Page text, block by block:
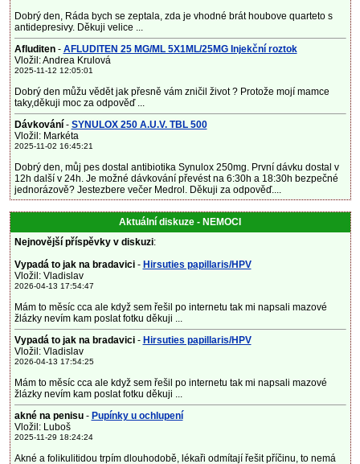
Dobrý den, Ráda bych se zeptala, zda je vhodné brát houbove quarteto s
antidepresivy. Děkuji velice ...
Afluditen- AFLUDITEN 25 MG/ML 5X1ML/25MG Injekční roztok
Vložil: Andrea Krulová
2025-11-12 12:05:01
Dobrý den můžu vědět jak přesně vám zničil život ? Protože mojí mamce
taky,děkuji moc za odpověď ...
Dávkování - SYNULOX 250 A.U.V. TBL 500
Vložil: Markéta
2025-11-02 16:45:21
Dobrý den, můj pes dostal antibiotika Synulox 250mg. První dávku dostal v
12h další v 24h. Je možné dávkování převést na 6:30h a 18:30h bezpečné
jednorázově? Jestezbere večer Medrol. Děkuji za odpověď....
Aktuální diskuze - NEMOCI
Nejnovější příspěvky v diskuzi:
Vypadá to jak na bradavici - Hirsuties papillaris/HPV
Vložil: Vladislav
2026-04-13 17:54:47
Mám to měsíc cca ale když sem řešil po internetu tak mi napsali mazové
žlázky nevím kam poslat fotku děkuji ...
Vypadá to jak na bradavici - Hirsuties papillaris/HPV
Vložil: Vladislav
2026-04-13 17:54:25
Mám to měsíc cca ale když sem řešil po internetu tak mi napsali mazové
žlázky nevím kam poslat fotku děkuji ...
akné na penisu- Pupínky u ochlupení
Vložil: Luboš
2025-11-29 18:24:24
Akné a folikulitidou trpím dlouhodobě, lékaři odmítají řešit příčinu, to nemá